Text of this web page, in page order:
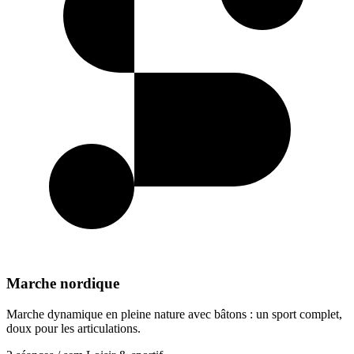
Marche nordique
Marche dynamique en pleine nature avec bâtons : un sport complet,
doux pour les articulations.